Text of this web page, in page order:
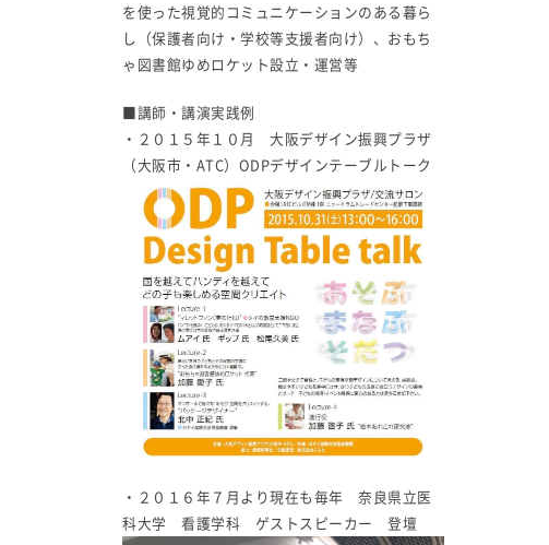
を使った視覚的コミュニケーションのある暮ら
し（保護者向け・学校等支援者向け）、おもち
ゃ図書館ゆめロケット設立・運営等
■講師・講演実践例
・２０１５年１０月 大阪デザイン振興プラザ
（大阪市・ATC）ODPデザインテーブルトーク
・２０１６年７月より現在も毎年 奈良県立医
科大学 看護学科 ゲストスピーカー 登壇